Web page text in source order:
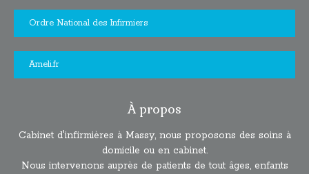
Ordre National des Infirmiers
Ameli.fr
À propos
Cabinet d'infirmières à Massy, nous proposons des soins à
domicile ou en cabinet.
Nous intervenons auprès de patients de tout âges, enfants